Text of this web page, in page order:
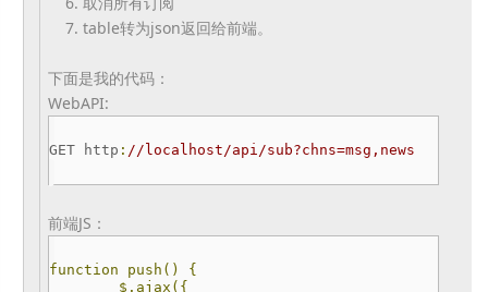
7. table转为json返回给前端。
下面是我的代码：
WebAPI:
GET http : //localhost/api/sub?chns=msg,news
前端JS：
function push() {
$.ajax({